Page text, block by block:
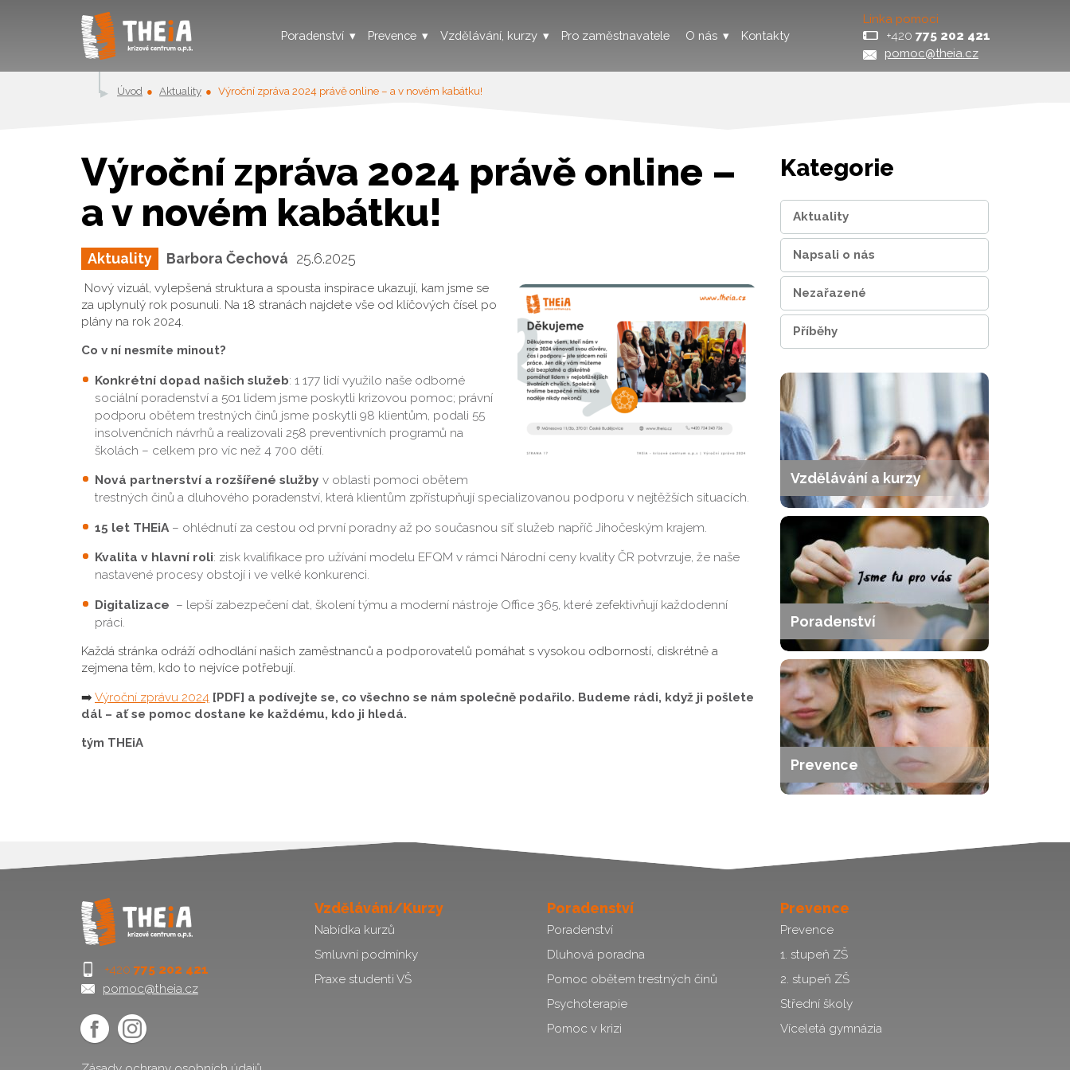
Poradenství Prevence Vzdělávání, kurzy Pro zaměstnavatele O nás Kontakty
Linka pomoci
+420 775 202 421
pomoc@theia.cz
Úvod Aktuality Výroční zpráva 2024 právě online – a v novém kabátku!
Výroční zpráva 2024 právě online –
a v novém kabátku!
Aktuality Barbora Čechová 25.6.2025
Nový vizuál, vylepšená struktura a spousta inspirace ukazují, kam jsme se
za uplynulý rok posunuli. Na 18 stranách najdete vše od klíčových čísel po
plány na rok 2024.
Co v ní nesmíte minout?
Konkrétní dopad našich služeb: 1 177 lidí využilo naše odborné
sociální poradenství a 501 lidem jsme poskytli krizovou pomoc; právní
podporu obětem trestných činů jsme poskytli 98 klientům, podali 55
insolvenčních návrhů a realizovali 258 preventivních programů na
školách – celkem pro víc než 4 700 dětí.
Nová partnerství a rozšířené služby v oblasti pomoci obětem
trestných činů a dluhového poradenství, která klientům zpřístupňují specializovanou podporu v nejtěžších situacích.
15 let THEiA – ohlédnutí za cestou od první poradny až po současnou síť služeb napříč Jihočeským krajem.
Kvalita v hlavní roli: zisk kvalifikace pro užívání modelu EFQM v rámci Národní ceny kvality ČR potvrzuje, že naše
nastavené procesy obstojí i ve velké konkurenci.
Digitalizace – lepší zabezpečení dat, školení týmu a moderní nástroje Office 365, které zefektivňují každodenní
práci.
Každá stránka odráží odhodlání našich zaměstnanců a podporovatelů pomáhat s vysokou odborností, diskrétně a
zejmena těm, kdo to nejvíce potřebují.
➡️ Výroční zprávu 2024 [PDF] a podívejte se, co všechno se nám společně podařilo. Budeme rádi, když ji pošlete
dál – ať se pomoc dostane ke každému, kdo ji hledá.
tým THEiA
Kategorie
Aktuality
Napsali o nás
Nezařazené
Příběhy
Vzdělávání a kurzy
Poradenství
Prevence
+420 775 202 421
pomoc@theia.cz
Vzdělávání/Kurzy
Nabídka kurzů
Smluvní podmínky
Praxe studenti VŠ
Poradenství
Poradenství
Dluhová poradna
Pomoc obětem trestných činů
Psychoterapie
Pomoc v krizi
Prevence
Prevence
1. stupeň ZŠ
2. stupeň ZŠ
Střední školy
Víceletá gymnázia